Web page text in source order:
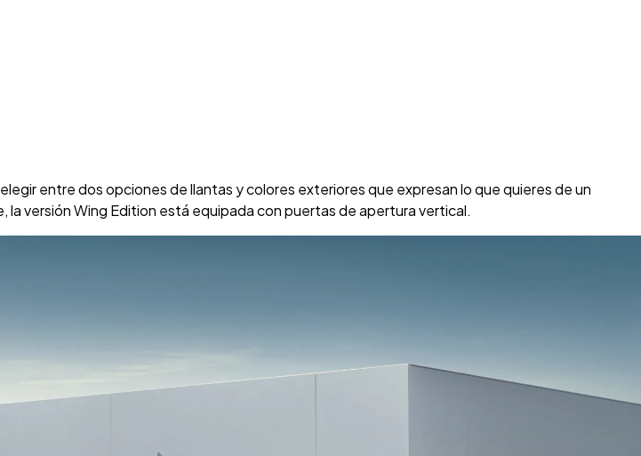
entre dos opciones de llantas y colores exteriores que expresan lo que quieres de un
versión Wing Edition está equipada con puertas de apertura vertical.